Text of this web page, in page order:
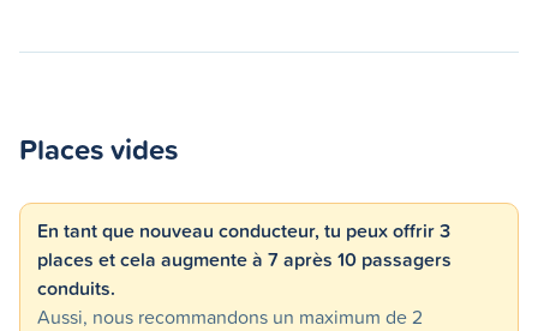
Places vides
En tant que nouveau conducteur, tu peux offrir 3
places et cela augmente à 7 après 10 passagers
conduits.
Aussi, nous recommandons un maximum de 2